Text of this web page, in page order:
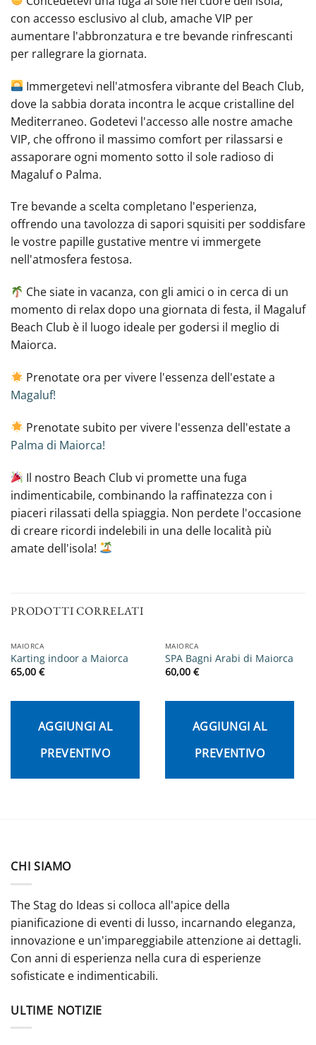
con accesso esclusivo al club, amache VIP per
aumentare l'abbronzatura e tre bevande rinfrescanti
per rallegrare la giornata.
Immergetevi nell'atmosfera vibrante del Beach Club,
dove la sabbia dorata incontra le acque cristalline del
Mediterraneo. Godetevi l'accesso alle nostre amache
VIP, che offrono il massimo comfort per rilassarsi e
assaporare ogni momento sotto il sole radioso di
Magaluf o Palma.
Tre bevande a scelta completano l'esperienza,
offrendo una tavolozza di sapori squisiti per soddisfare
le vostre papille gustative mentre vi immergete
nell'atmosfera festosa.
Che siate in vacanza, con gli amici o in cerca di un
momento di relax dopo una giornata di festa, il Magaluf
Beach Club è il luogo ideale per godersi il meglio di
Maiorca.
Prenotate ora per vivere l'essenza dell'estate a
Magaluf!
Prenotate subito per vivere l'essenza dell'estate a
Palma di Maiorca!
Il nostro Beach Club vi promette una fuga
indimenticabile, combinando la raffinatezza con i
piaceri rilassati della spiaggia. Non perdete l'occasione
di creare ricordi indelebili in una delle località più
amate dell'isola!
PRODOTTI CORRELATI
MAIORCA
Karting indoor a Maiorca
65,00 €
AGGIUNGI AL
PREVENTIVO
MAIORCA
SPA Bagni Arabi di Maiorca
60,00 €
AGGIUNGI AL
PREVENTIVO
CHI SIAMO
The Stag do Ideas si colloca all'apice della
pianificazione di eventi di lusso, incarnando eleganza,
innovazione e un'impareggiabile attenzione ai dettagli.
Con anni di esperienza nella cura di esperienze
sofisticate e indimenticabili.
ULTIME NOTIZIE